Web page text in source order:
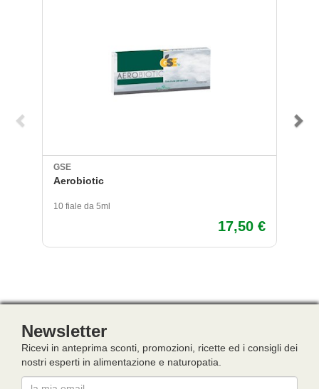
GSE
Aerobiotic
10 fiale da 5ml
17,50 €
Newsletter
Ricevi in anteprima sconti, promozioni, ricette ed i consigli dei
nostri esperti in alimentazione e naturopatia.
Email